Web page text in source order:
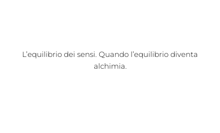
L’equilibrio dei sensi. Quando l’equilibrio diventa
alchimia.